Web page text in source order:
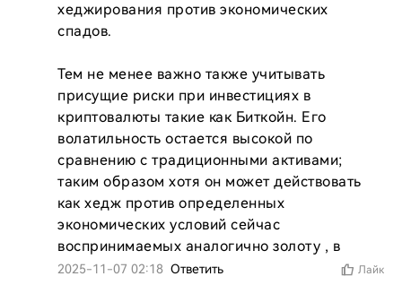
хеджирования против экономических
спадов.
Тем не менее важно также учитывать
присущие риски при инвестициях в
криптовалюты такие как Биткойн. Его
волатильность остается высокой по
сравнению с традиционными активами;
таким образом хотя он может действовать
как хедж против определенных
экономических условий сейчас
воспринимаемых аналогично золоту , в
2025-11-07 02:18 Ответить Лайк